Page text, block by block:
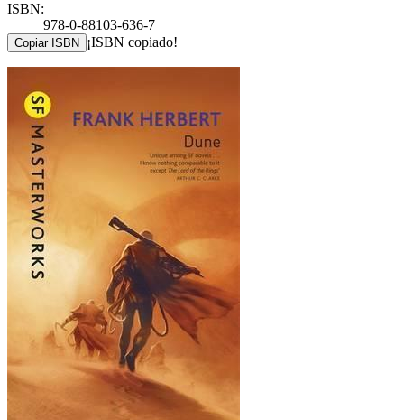
ISBN:
978-0-88103-636-7
Copiar ISBN ¡ISBN copiado!